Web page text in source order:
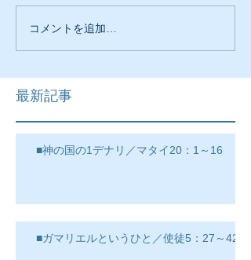
コメントを追加…
最新記事
■神の国の1デナリ／マタイ20：1～16
■ガマリエルというひと／使徒5：27～42